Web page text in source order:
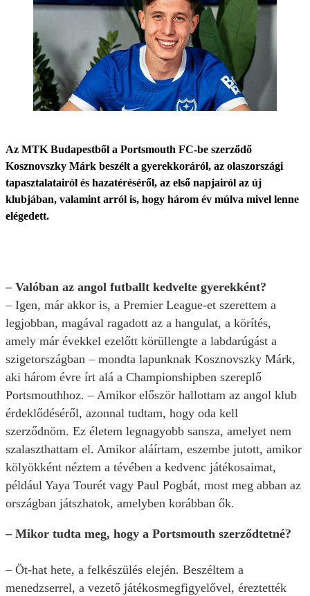
Az MTK Budapestből a Portsmouth FC-be szerződő
Kosznovszky Márk beszélt a gyerekkoráról, az olaszországi
tapasztalatairól és hazatéréséről, az első napjairól az új
klubjában, valamint arról is, hogy három év múlva mivel lenne
elégedett.
– Valóban az angol futballt kedvelte gyerekként?
– Igen, már akkor is, a Premier League-et szerettem a
legjobban, magával ragadott az a hangulat, a körítés,
amely már évekkel ezelőtt körüllengte a labdarúgást a
szigetországban – mondta lapunknak Kosznovszky Márk,
aki három évre írt alá a Championshipben szereplő
Portsmouthhoz. – Amikor először hallottam az angol klub
érdeklődéséről, azonnal tudtam, hogy oda kell
szerződnöm. Ez életem legnagyobb sansza, amelyet nem
szalaszthattam el. Amikor aláírtam, eszembe jutott, amikor
kölyökként néztem a tévében a kedvenc játékosaimat,
például Yaya Tourét vagy Paul Pogbát, most meg abban az
országban játszhatok, amelyben korábban ők.
– Mikor tudta meg, hogy a Portsmouth szerződtetné?
– Öt-hat hete, a felkészülés elején. Beszéltem a
menedzserrel, a vezető játékosmegfigyelővel, éreztették